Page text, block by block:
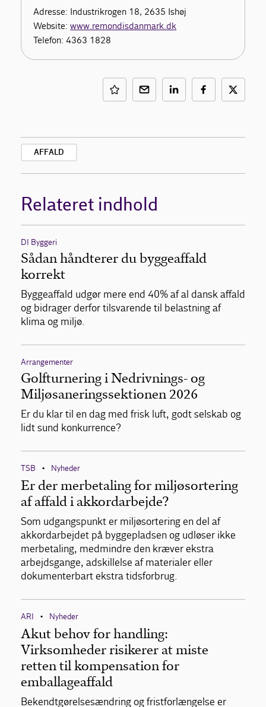
Adresse: Industrikrogen 18, 2635 Ishøj
Website:www.remondisdanmark.dk
Telefon: 4363 1828
AFFALD
Relateret indhold
DI Byggeri
Sådan håndterer du byggeaffald
korrekt
Byggeaffald udgør mere end 40% af al dansk affald
og bidrager derfor tilsvarende til belastning af
klima og miljø.
Arrangementer
Golfturnering i Nedrivnings- og
Miljøsaneringssektionen 2026
Er du klar til en dag med frisk luft, godt selskab og
lidt sund konkurrence?
TSB • Nyheder
Er der merbetaling for miljøsortering
af affald i akkordarbejde?
Som udgangspunkt er miljøsortering en del af
akkordarbejdet på byggepladsen og udløser ikke
merbetaling, medmindre den kræver ekstra
arbejdsgange, adskillelse af materialer eller
dokumenterbart ekstra tidsforbrug.
ARI • Nyheder
Akut behov for handling:
Virksomheder risikerer at miste
retten til kompensation for
emballageaffald
Bekendtgørelsesændring og fristforlængelse er